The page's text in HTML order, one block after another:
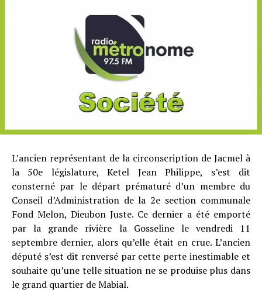
L’ancien représentant de la circonscription de Jacmel à
la 50e législature, Ketel Jean Philippe, s’est dit
consterné par le départ prématuré d’un membre du
Conseil d’Administration de la 2e section communale
Fond Melon, Dieubon Juste. Ce dernier a été emporté
par la grande rivière la Gosseline le vendredi 11
septembre dernier, alors qu’elle était en crue. L’ancien
député s’est dit renversé par cette perte inestimable et
souhaite qu’une telle situation ne se produise plus dans
le grand quartier de Mabial.